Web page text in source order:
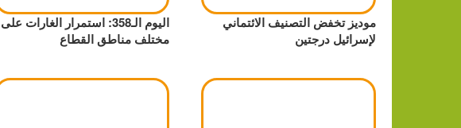
موديز تخفض التصنيف الائتماني
لإسرائيل درجتين
اليوم الـ358: استمرار الغارات على
مختلف مناطق القطاع